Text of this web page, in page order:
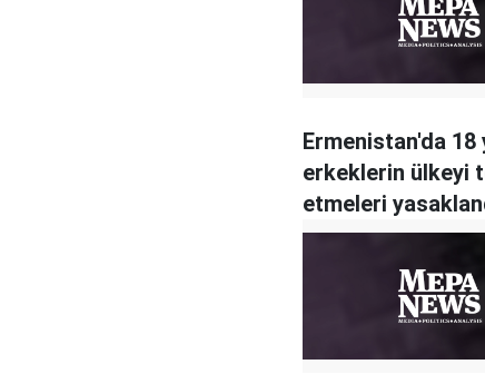
Ermenistan'da 18
erkeklerin ülkeyi
etmeleri